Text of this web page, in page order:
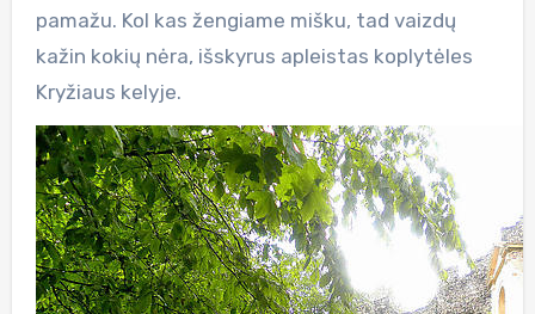
pamažu. Kol kas žengiame mišku, tad vaizdų
kažin kokių nėra, išskyrus apleistas koplytėles
Kryžiaus kelyje.